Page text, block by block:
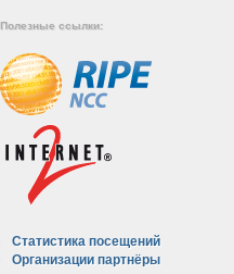
Полезные ссылки:
Статистика посещений
Организации партнёры